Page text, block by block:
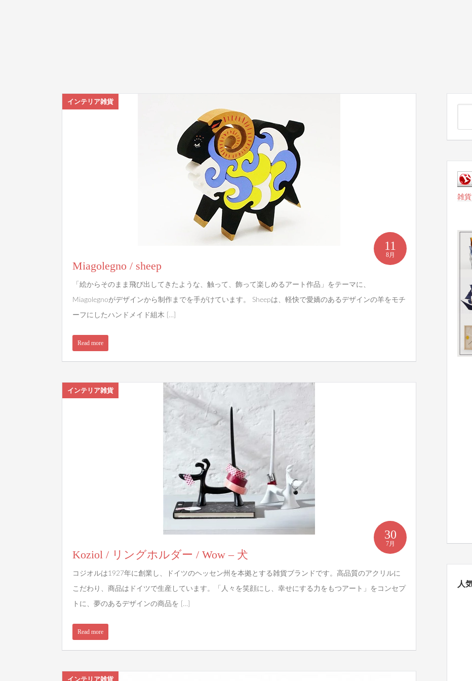
インテリア雑貨
11
8月
Miagolegno / sheep
「絵からそのまま飛び出してきたような、触って、飾って楽しめるアート作品」をテーマに、
Miagolegnoがデザインから制作までを手がけています。 Sheepは、軽快で愛嬌のあるデザインの羊をモチ
ーフにしたハンドメイド組木 […]
Read more
インテリア雑貨
30
7月
Koziol / リングホルダー / Wow – 犬
コジオルは1927年に創業し、ドイツのヘッセン州を本拠とする雑貨ブランドです。高品質のアクリルに
こだわり、商品はドイツで生産しています。「人々を笑顔にし、幸せにする力をもつアート」をコンセプ
トに、夢のあるデザインの商品を […]
Read more
インテリア雑貨
雑
人